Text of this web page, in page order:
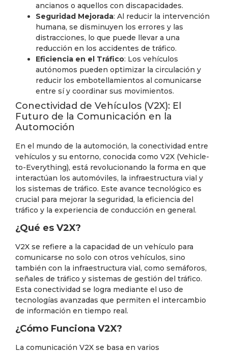
ancianos o aquellos con discapacidades.
Seguridad Mejorada: Al reducir la intervención
humana, se disminuyen los errores y las
distracciones, lo que puede llevar a una
reducción en los accidentes de tráfico.
Eficiencia en el Tráfico: Los vehículos
autónomos pueden optimizar la circulación y
reducir los embotellamientos al comunicarse
entre sí y coordinar sus movimientos.
Conectividad de Vehículos (V2X): El
Futuro de la Comunicación en la
Automoción
En el mundo de la automoción, la conectividad entre
vehículos y su entorno, conocida como V2X (Vehicle-
to-Everything), está revolucionando la forma en que
interactúan los automóviles, la infraestructura vial y
los sistemas de tráfico. Este avance tecnológico es
crucial para mejorar la seguridad, la eficiencia del
tráfico y la experiencia de conducción en general.
¿Qué es V2X?
V2X se refiere a la capacidad de un vehículo para
comunicarse no solo con otros vehículos, sino
también con la infraestructura vial, como semáforos,
señales de tráfico y sistemas de gestión del tráfico.
Esta conectividad se logra mediante el uso de
tecnologías avanzadas que permiten el intercambio
de información en tiempo real.
¿Cómo Funciona V2X?
La comunicación V2X se basa en varios